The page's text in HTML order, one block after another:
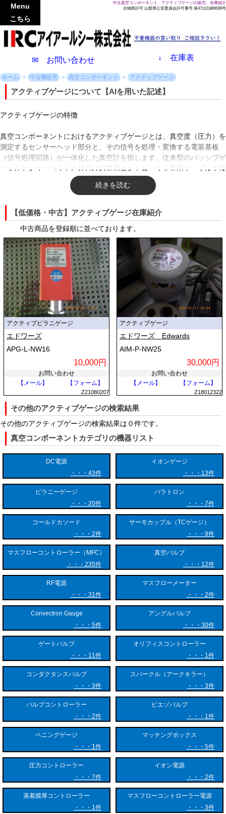
中古真空コンポーネント、アクティブゲージの販売、在庫紹介
古物商許可 山梨県公安委員会許可番号 第471121800039号
✉ お問い合わせ ↓ 在庫表
Menu
こちら
ホーム 中古機販売 真空コンポーネント アクティブゲージ
アクティブゲージについて【AIを用いた記述】
アクティブゲージの特徴
真空コンポーネントにおけるアクティブゲージとは、真空度（圧力）を
測定するセンサーヘッド部分と、その信号を処理・変換する電装基板
（信号処理回路）が一体化した真空計を指します。従来型のパッシブゲ
ージがセンサーヘッドと外付けの専用コントローラを専用ケーブルで接
続する必要があったのに対し、アクティブゲージは測定部と制御機能が
コンパクトに融合している点が構造上の最大の特徴です。
この一体型構造により、大型の専用コントローラを制御盤内に設置する
スペースが不要となり、装置全体の小型化と省スペース化に大きく貢献
します。また、センサーから信号処理回路までの距離が極めて短いた
め、外部からの電磁ノイズの影響を受けにくく、安定した高精度な測定
信号を出力できます。さらに、標準的なアナログ電圧出力（0〜10Vな
ど）や、RS485、EtherCATといった産業用デジタル通信プロトコルに
直接対応しているため、PLC（プログラマブルロジックコントローラ）
やホストコンピューターへの直接接続が容易であり、システム全体の構
築・メンテナンスコストを大幅に削減できます。
アクティブゲージの仕組み
アクティブゲージの基本的な仕組みは、内部に搭載された「真空度を検
知する物理センサー要素」と、「その変化を標準信号に校正・変換する
電子基板」の連携によって成り立つものです。
測定原理自体は、測定対象となる真空帯（圧力領域）に応じて最適化さ
れた方式が組み込まれています。大気圧から中真空領域（100kPa〜
0.1Pa程度）では、気体の熱伝導率を利用するピラニゲージ方式や、ダ
イヤフラムの変形量を電気容量の変化として検出する隔膜真空計（キャ
パシタンス・マノメータ）方式が採用されます。一方、高真空から超高
真空領域（0.1Pa以下）では、気体分子を電離させて生じたイオン電流
を測定する熱電離形（バヤード・アルパートゲージなど）や冷陰極電離
形（ペニングゲージなど）の原理が用いられます。
アクティブゲージの技術的核となるのは、これら各種センサー要素が捉
流など）を、ヘッド内部の基板で即座に増幅・補正（温度補償含む）・
校正し、直線性の高い統一されたデジタルまたはアナログ信号へ変換す
る仕組みです。高電圧を必要とする電離形ゲージであっても、超小型化
された高圧電源回路がヘッド内に内蔵されているため、外部から高圧ケ
ーブルを引き回す危険性や手間がありません。
アクティブゲージの用途
アクティブゲージは、その優れた省スペース性、ノイズ耐性、そして
PLCへの統合のしやすさから、現代の高度に自動化された産業用真空装
置全般で広く採用されています。
代表的な用途の一つが、半導体製造装置および液晶・有機ELディスプ
レイの製造ラインです。スパッタリング、蒸着、CVD（化学気相成
長）、ドライエッチングなどのプロセス装置では、複数の真空室（マル
チチャンバー）が構成されることが多く、多数のポイントで正確な圧力
管理が求められます。アクティブゲージを導入することで、配線を簡略
化しつつ分散制御が可能となり、高度なプロセス管理を実現します。
また、真空熱処理炉、真空溶解炉、電子ビーム溶接機といった金属加工
設備や、真空乾燥装置、フリーズドライ（凍結乾燥）装置などの食品・
医薬品製造ラインでも不可欠なコンポーネントです。さらに、質量分析
計や電子顕微鏡などの科学分析機器、加速器をはじめとする最先端の研
究開発施設に至るまで、高信頼性の真空計測・制御が求められるあらゆ
【低価格・中古】アクティブゲージ在庫紹介
中古商品を登録順に並べております。
アクティブピラニゲージ
エドワーズ
APG-L-NW16
10,000円
お問い合わせ
【メール】
【フォーム】
Z21080207
アクティブゲージ
エドワーズ Edwards
AIM-P-NW25
30,000円
お問い合わせ
【メール】
【フォーム】
Z18012322
その他のアクティブゲージの検索結果
その他のアクティブゲージの検索結果は０件です。
真空コンポーネントカテゴリの機器リスト
DC電源
43件
イオンゲージ
13件
ピラニーゲージ
20件
バラトロン
7件
コールドカソード
2件
サーモカップル（TCゲージ）
9件
マスフローコントローラー（MFC）
235件
真空バルブ
12件
RF電源
31件
マスフローメーター
2件
Convectron Gauge
5件
アングルバルブ
30件
ゲートバルブ
11件
オリフィスコントローラー
1件
コンダクタンスバルブ
3件
スパークル（アークキラー）
3件
バルブコントローラー
2件
ピエゾバルブ
1件
ペニングゲージ
1件
マッチングボックス
5件
圧力コントローラー
7件
イオン電源
2件
蒸着膜厚コントローラー
1件
マスフローコントローラー電源
3件